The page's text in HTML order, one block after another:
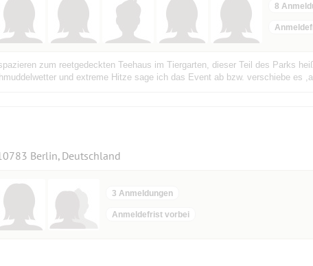
8
zum reetgedeckten Teehaus im Tiergarten, dieser Teil des Parks
und extreme Hitze sage ich das Event ab bzw. verschiebe es
Berlin, Deutschland
3 Anmeldungen
Anmeldefrist vorbei